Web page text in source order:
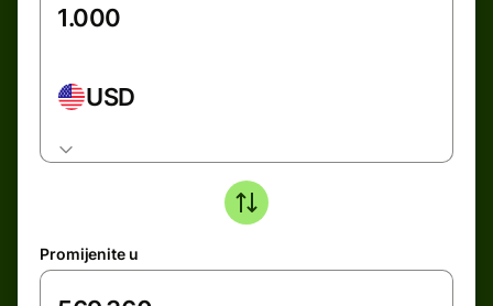
USD
Promijenite u